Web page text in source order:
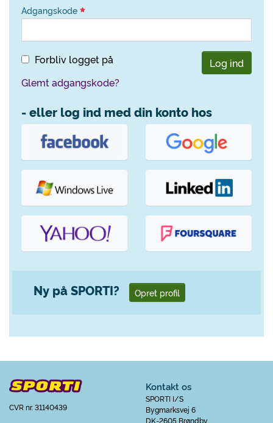
Adgangskode
Forbliv logget på
Log ind
Glemt adgangskode?
- eller log ind med din konto hos
Ny på SPORTI? Opret profil
CVR nr. 31140439
Kontakt os
SPORTI I/S
Bygmarksvej 6
DK-2605 Brøndby